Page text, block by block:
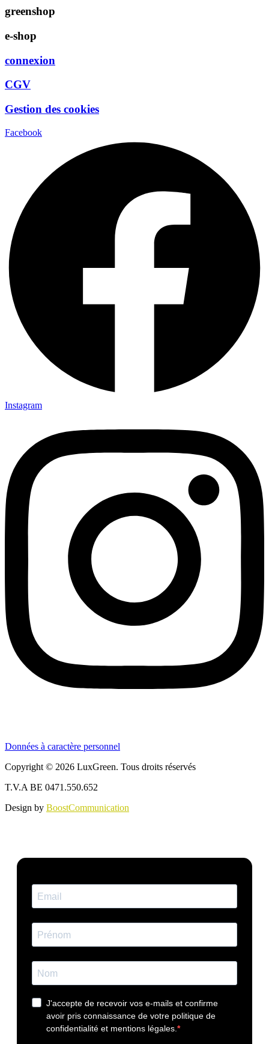
greenshop
e-shop
connexion
CGV
Gestion des cookies
Facebook
Instagram
Données à caractère personnel
Copyright © 2026 LuxGreen. Tous droits réservés
T.V.A BE 0471.550.652
Design by BoostCommunication